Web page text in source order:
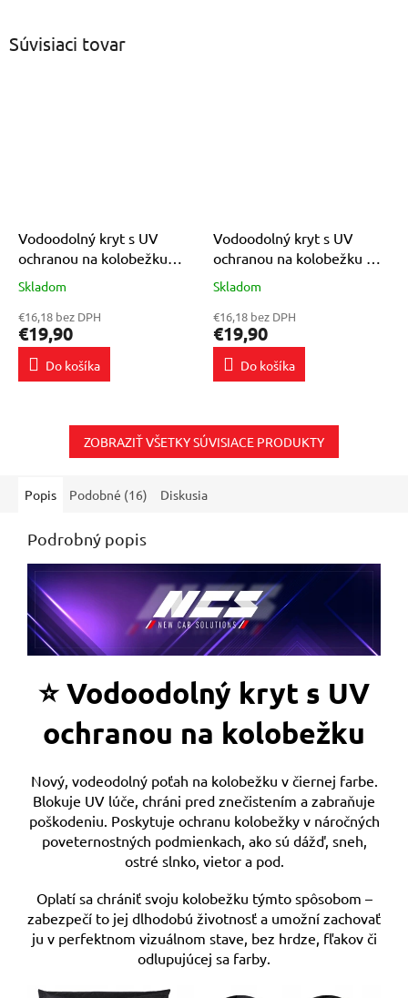
Súvisiaci tovar
Vodoodolný kryt s UV
ochranou na kolobežku
Xiaomi Scooter 5 Max
Priemerné
produktu
je
5,0
Skladom
€16,18 bez DPH
€19,90
Do košíka
Vodoodolný kryt s UV
ochranou na kolobežku MS
Energy e20
Priemerné
produktu
je
5,0
Skladom
€16,18 bez DPH
€19,90
Do košíka
ZOBRAZIŤ VŠETKY SÚVISIACE PRODUKTY
Popis Podobné (16) Diskusia
Podrobný popis
⭐ Vodoodolný kryt s UV
ochranou na kolobežku
Nový, vodeodolný poťah na kolobežku v čiernej farbe.
Blokuje UV lúče, chráni pred znečistením a zabraňuje
poškodeniu. Poskytuje ochranu kolobežky v náročných
poveternostných podmienkach, ako sú dážď, sneh,
ostré slnko, vietor a pod.
Oplatí sa chrániť svoju kolobežku týmto spôsobom –
zabezpečí to jej dlhodobú životnosť a umožní zachovať
ju v perfektnom vizuálnom stave, bez hrdze, fľakov či
odlupujúcej sa farby.